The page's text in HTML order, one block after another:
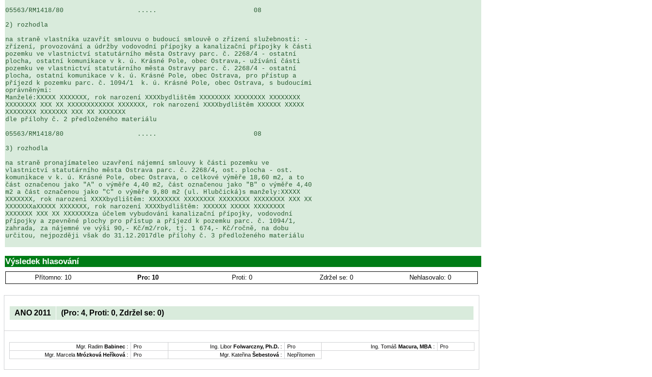
05563/RM1418/80                   .....                         08
2) rozhodla
na straně vlastníka uzavřít smlouvu o budoucí smlouvě o zřízení služebnosti: -
zřízení, provozování a údržby vodovodní přípojky a kanalizační přípojky k části
pozemku ve vlastnictví statutárního města Ostravy parc. č. 2268/4 - ostatní
plocha, ostatní komunikace v k. ú. Krásné Pole, obec Ostrava,- užívání části
pozemku ve vlastnictví statutárního města Ostravy parc. č. 2268/4 - ostatní
plocha, ostatní komunikace v k. ú. Krásné Pole, obec Ostrava, pro přístup a
příjezd k pozemku parc. č. 1094/1  k. ú. Krásné Pole, obec Ostrava, s budoucími
oprávněnými:
Manželé:XXXXX XXXXXXX, rok narození XXXXbydlištěm XXXXXXXX XXXXXXXX XXXXXXXX
XXXXXXXX XXX XX XXXXXXXXXXXX XXXXXXX, rok narození XXXXbydlištěm XXXXXX XXXXX
XXXXXXXX XXXXXXX XXX XX XXXXXXX
dle přílohy č. 2 předloženého materiálu
05563/RM1418/80                   .....                         08
3) rozhodla
na straně pronajímateleo uzavření nájemní smlouvy k části pozemku ve
vlastnictví statutárního města Ostrava parc. č. 2268/4, ost. plocha - ost.
komunikace v k. ú. Krásné Pole, obec Ostrava, o celkové výměře 18,60 m2, a to
část označenou jako "A" o výměře 4,40 m2, část označenou jako "B" o výměře 4,40
m2 a část označenou jako "C" o výměře 9,80 m2 (ul. Hlubčická)s manžely:XXXXX
XXXXXXX, rok narození XXXXbydlištěm: XXXXXXXX XXXXXXXX XXXXXXXX XXXXXXXX XXX XX
XXXXXXXaXXXXX XXXXXXX, rok narození XXXXbydlištěm: XXXXXX XXXXX XXXXXXXX
XXXXXXX XXX XX XXXXXXXza účelem vybudování kanalizační přípojky, vodovodní
přípojky a zpevněné plochy pro přístup a příjezd k pozemku parc. č. 1094/1,
zahrada, za nájemné ve výši 90,- Kč/m2/rok, tj. 1 674,- Kč/ročně, na dobu
určitou, nejpozději však do 31.12.2017dle přílohy č. 3 předloženého materiálu
Výsledek hlasování
Přítomno: 10 Pro: 10 Proti: 0 Zdržel se: 0 Nehlasovalo: 0
ANO 2011 (Pro: 4, Proti: 0, Zdržel se: 0)
Mgr. Radim Babinec : Pro Ing. Libor Folwarczny, Ph.D. : Pro Ing. Tomáš Macura, MBA :
Pro
Mgr. Marcela Mrózková Heříková : Pro Mgr. Kateřina Šebestová : Nepřítomen